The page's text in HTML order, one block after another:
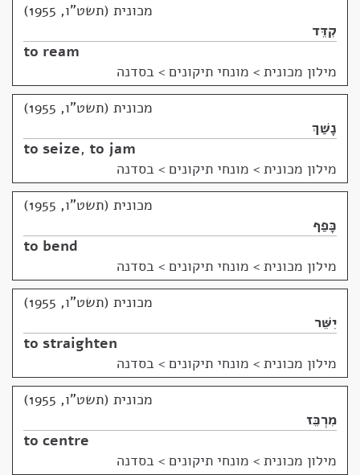
מכונית (תשט"ו, 1955)
קִדֵּד
to ream
מילון מכונית > מונחי תיקונים > בסדנה
מכונית (תשט"ו, 1955)
נָשַׁךְ
to seize, to jam
מילון מכונית > מונחי תיקונים > בסדנה
מכונית (תשט"ו, 1955)
כָּפַף
to bend
מילון מכונית > מונחי תיקונים > בסדנה
מכונית (תשט"ו, 1955)
יִשֵּׁר
to straighten
מילון מכונית > מונחי תיקונים > בסדנה
מכונית (תשט"ו, 1955)
מִרְכֵּז
to centre
מילון מכונית > מונחי תיקונים > בסדנה